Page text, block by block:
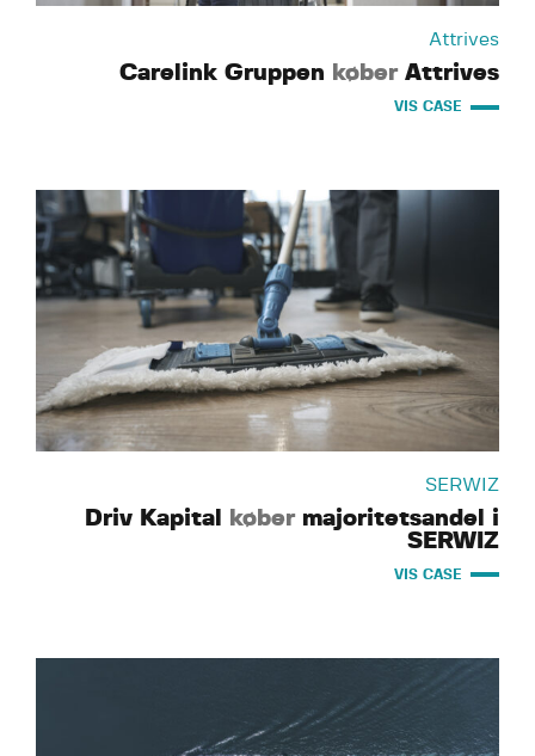
Attrives
Carelink Gruppen køberAttrives
VIS CASE
SERWIZ
Driv Kapital købermajoritetsandel i
SERWIZ
VIS CASE